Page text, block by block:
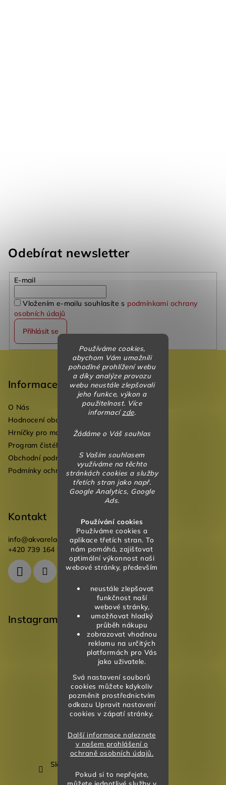
Používáme cookies,
abychom Vám umožnili
pohodlné prohlížení webu
a díky analýze provozu
webu neustále zlepšovali
jeho funkce, výkon a
použitelnost. Více
informacízde.
Žádáme o Váš souhlas
S Vaším souhlasem
využíváme na těchto
stránkách cookies a služby
třetích stran jako např.
Google Analytics, Google
Ads.
Používání cookies
Používáme cookies a
aplikace třetích stran. To
nám pomáhá, zajišťovat
optimální výkonnost naši
webové stránky, především
neustále zlepšovat
funkčnost naší
webové stránky,
umožňovat hladký
průběh nákupu
zobrazovat vhodnou
reklamu na určitých
platformách pro Vás
jako uživatele.
Svá nastavení souborů
cookies můžete kdykoliv
pozměnit prostřednictvím
odkazu Upravit nastavení
cookies v zápatí stránky.
Další informace naleznete
v našem prohlášení o
ochraně osobních údajů.
Pokud si to nepřejete,
můžete jednotlivé služby v
Odebírat newsletter
E-mail
Vložením e-mailu souhlasíte s podmínkami ochrany
osobních údajů
Přihlásit se
Informace
O Nás
Hodnocení obchodu
Hrníčky pro mateřské školky
Program čistého vzduchu pro mateřské školy
Obchodní podmínky
Podmínky ochrany osobních údajů
Kontakt
info@akvareladesign.cz
+420 739 164 946
Instagram
Sledovat na Instagramu